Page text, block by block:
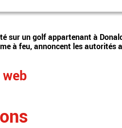
sur un golf appartenant à
à feu, annoncent les autorités